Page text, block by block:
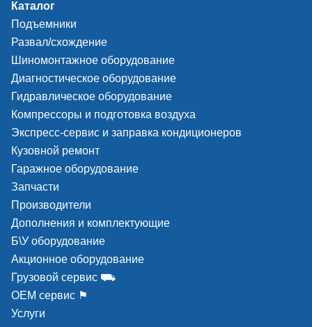
Каталог
Подъемники
Развал/схождение
Шиномонтажное оборудование
Диагностическое оборудование
Гидравлическое оборудование
Компрессоры и подготовка воздуха
Экспресс-сервис и заправка кондиционеров
Кузовной ремонт
Гаражное оборудование
Запчасти
Производители
Дополнения и комплектующие
Б\У оборудование
Акционное оборудование
Грузовой сервис ⛟
ОЕМ сервис ⚑
Услуги